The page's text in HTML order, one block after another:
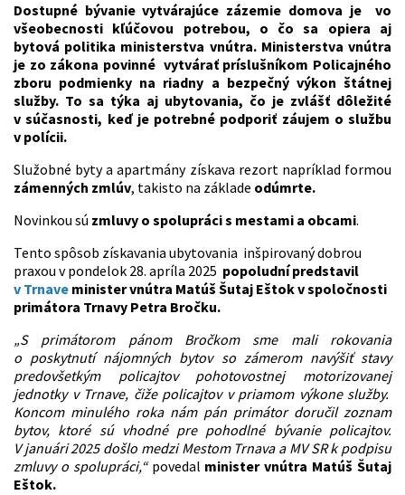
Dostupné bývanie vytvárajúce zázemie domova je vo
všeobecnosti kľúčovou potrebou, o čo sa opiera aj
bytová politika ministerstva vnútra. Ministerstva vnútra
je zo zákona povinné vytvárať príslušníkom Policajného
zboru podmienky na riadny a bezpečný výkon štátnej
služby. To sa týka aj ubytovania, čo je zvlášť dôležité
v súčasnosti, keď je potrebné podporiť záujem o službu
v polícii.
Služobné byty a apartmány získava rezort napríklad formou
zámenných zmlúv, takisto na základe odúmrte.
Novinkou sú zmluvy o spolupráci s mestami a obcami.
Tento spôsob získavania ubytovania inšpirovaný dobrou
praxou v pondelok 28. apríla 2025 popoludní predstavil
v Trnave minister vnútra Matúš Šutaj Eštok v spoločnosti
primátora Trnavy Petra Bročku.
„S primátorom pánom Bročkom sme mali rokovania
o poskytnutí nájomných bytov so zámerom navýšiť stavy
predovšetkým policajtov pohotovostnej motorizovanej
jednotky v Trnave, čiže policajtov v priamom výkone služby.
Koncom minulého roka nám pán primátor doručil zoznam
bytov, ktoré sú vhodné pre pohodlné bývanie policajtov.
V januári 2025 došlo medzi Mestom Trnava a MV SR k podpisu
zmluvy o spolupráci,“ povedal minister vnútra Matúš Šutaj
Eštok.